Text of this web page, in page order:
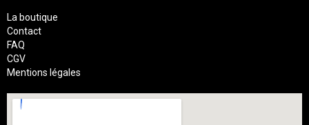
La boutique
Contact
FAQ
CGV
Mentions légales